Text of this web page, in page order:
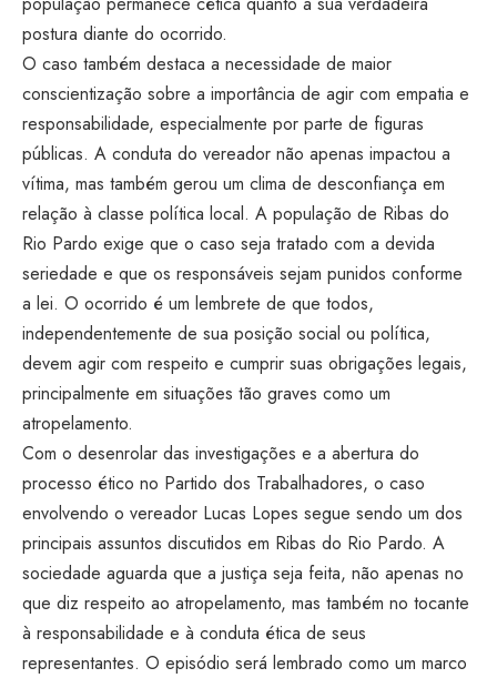
postura diante do ocorrido.
O caso também destaca a necessidade de maior
conscientização sobre a importância de agir com empatia e
responsabilidade, especialmente por parte de figuras
públicas. A conduta do vereador não apenas impactou a
vítima, mas também gerou um clima de desconfiança em
relação à classe política local. A população de Ribas do
Rio Pardo exige que o caso seja tratado com a devida
seriedade e que os responsáveis sejam punidos conforme
a lei. O ocorrido é um lembrete de que todos,
independentemente de sua posição social ou política,
devem agir com respeito e cumprir suas obrigações legais,
principalmente em situações tão graves como um
atropelamento.
Com o desenrolar das investigações e a abertura do
processo ético no Partido dos Trabalhadores, o caso
envolvendo o vereador Lucas Lopes segue sendo um dos
principais assuntos discutidos em Ribas do Rio Pardo. A
sociedade aguarda que a justiça seja feita, não apenas no
que diz respeito ao atropelamento, mas também no tocante
à responsabilidade e à conduta ética de seus
representantes. O episódio será lembrado como um marco